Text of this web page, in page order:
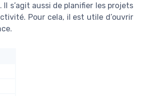
s’agit aussi de planifier les projets
Pour cela, il est utile d’ouvrir